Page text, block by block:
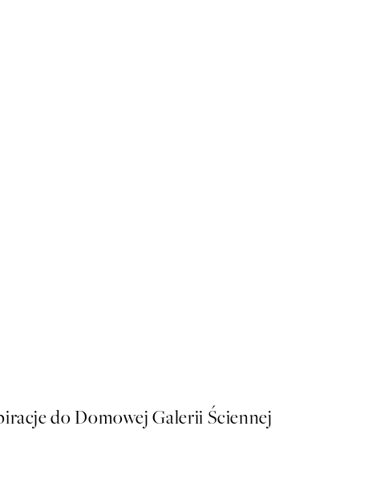
do Domowej Galerii Ściennej